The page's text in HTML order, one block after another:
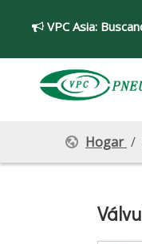
 VPC Asia:
Hogar /